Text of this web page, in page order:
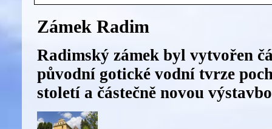
Zámek Radim
Radimský zámek byl vytvořen
původní gotické vodní tvrze
století a částečně novou